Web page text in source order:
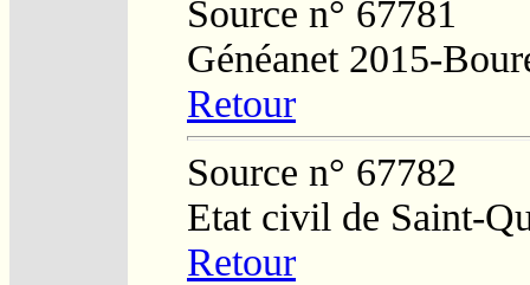
Source n° 67781
Généanet 2015-
Retour
Source n° 67782
Etat civil de Saint-
Retour